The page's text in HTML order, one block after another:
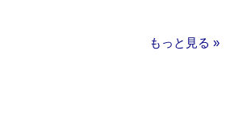
もっと見る »